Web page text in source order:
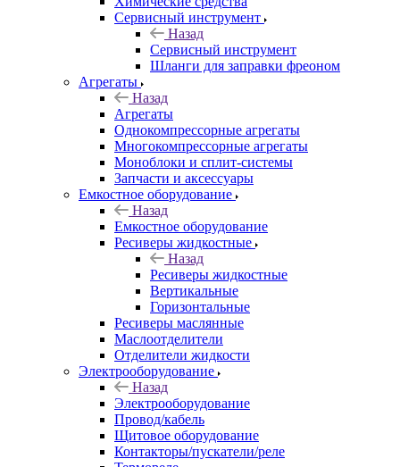
Сервисный инструмент
Назад
Сервисный инструмент
Шланги для заправки фреоном
Агрегаты
Назад
Агрегаты
Однокомпрессорные агрегаты
Многокомпрессорные агрегаты
Моноблоки и сплит-системы
Запчасти и аксессуары
Емкостное оборудование
Назад
Емкостное оборудование
Ресиверы жидкостные
Назад
Ресиверы жидкостные
Вертикальные
Горизонтальные
Ресиверы маслянные
Маслоотделители
Отделители жидкости
Электрооборудование
Назад
Электрооборудование
Провод/кабель
Щитовое оборудование
Контакторы/пускатели/реле